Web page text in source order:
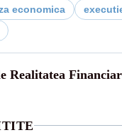
economica
Realitatea